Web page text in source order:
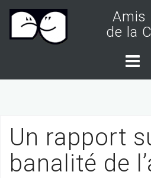
t
Amis
de la
Un rapport
banalité de